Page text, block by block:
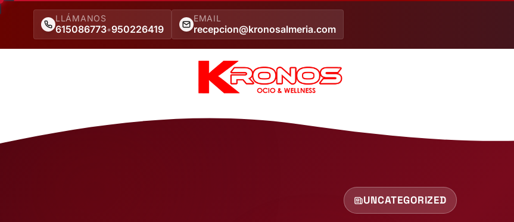
LLÁMANOS
615086773•950226419
EMAIL
recepcion@kronosalmeria.com
UNCATEGORIZED